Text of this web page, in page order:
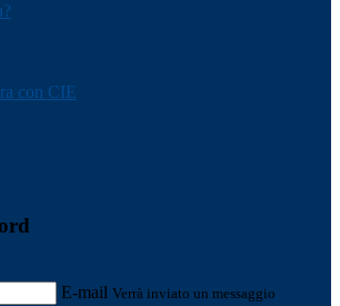
con CIE
E-mail Verrà inviato un messaggio